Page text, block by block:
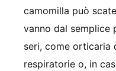
camomilla può
vanno dal semplice
seri, come orticaria
respiratorie o, in